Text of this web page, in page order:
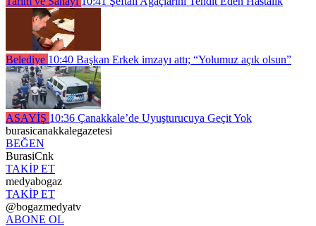
Belediye 10:40 Başkan Erkek imzayı attı; “Yolumuz açık olsun”
ASAYİŞ 10:36 Çanakkale’de Uyuşturucuya Geçit Yok
burasicanakkalegazetesi
BEĞEN
BurasiCnk
TAKİP ET
medyabogaz
TAKİP ET
@bogazmedyatv
ABONE OL